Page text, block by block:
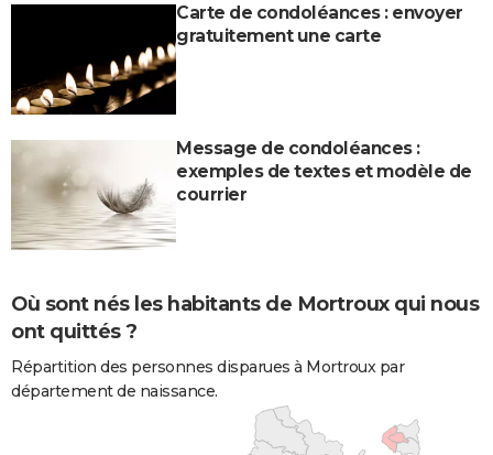
Carte de condoléances : envoyer
gratuitement une carte
Message de condoléances :
exemples de textes et modèle de
courrier
Où sont nés les habitants de Mortroux qui nous
ont quittés ?
Répartition des personnes disparues à Mortroux par
département de naissance.